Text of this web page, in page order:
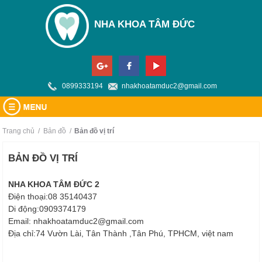
NHA KHOA TÂM ĐỨC
0899333194 nhakhoatamduc2@gmail.com
TRANG CHỦ
Trang thiết bị
TIN TỨC
BẢNG GIÁ
HỎI ĐÁP
Trang chủ / Bản đồ / bản đồ vị trí
BẢN ĐỒ VỊ TRÍ
NHA KHOA TÂM ĐỨC 2
Điện thoại:08 35140437
Di động:0909374179
Email: nhakhoatamduc2@gmail.com
Địa chỉ:74 Vườn Lài, Tân Thành ,Tân Phú, TPHCM, việt nam